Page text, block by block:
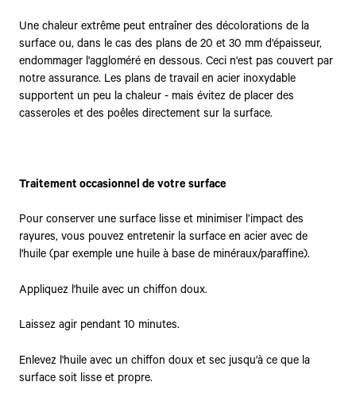
Une chaleur extrême peut entraîner des décolorations de la
surface ou, dans le cas des plans de 20 et 30 mm d'épaisseur,
endommager l'aggloméré en dessous. Ceci n'est pas couvert par
notre assurance. Les plans de travail en acier inoxydable
supportent un peu la chaleur - mais évitez de placer des
casseroles et des poêles directement sur la surface.
Traitement occasionnel de votre surface
Pour conserver une surface lisse et minimiser l’impact des
rayures, vous pouvez entretenir la surface en acier avec de
l'huile (par exemple une huile à base de minéraux/paraffine).
Appliquez l'huile avec un chiffon doux.
Laissez agir pendant 10 minutes.
Enlevez l'huile avec un chiffon doux et sec jusqu'à ce que la
surface soit lisse et propre.